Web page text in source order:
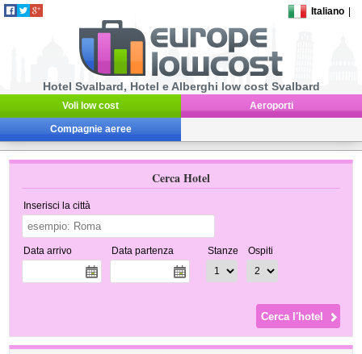
Italiano
Hotel Svalbard, Hotel e Alberghi low cost Svalbard
Voli low cost Aeroporti
Compagnie aeree
Cerca Hotel
Inserisci la città
Data arrivo Data partenza Stanze Ospiti